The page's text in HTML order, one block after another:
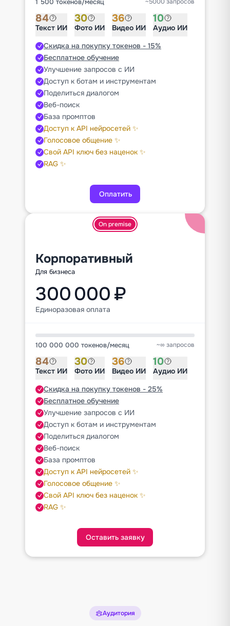
84
Текст ИИ
30
Фото ИИ
36
Видео ИИ
10
Аудио ИИ
Скидка на покупку токенов - 15%
Бесплатное обучение
Улучшение запросов с ИИ
Доступ к ботам и инструментам
Поделиться диалогом
Веб-поиск
База промптов
Доступ к API нейросетей ✨
Голосовое общение ✨
Свой API ключ без наценок ✨
RAG ✨
Оплатить
On premise
Корпоративный
Для бизнеса
300 000 ₽
Единоразовая оплата
100 000 000 токенов/месяц ~∞ запросов
84
Текст ИИ
30
Фото ИИ
36
Видео ИИ
10
Аудио ИИ
Скидка на покупку токенов - 25%
Бесплатное обучение
Улучшение запросов с ИИ
Доступ к ботам и инструментам
Поделиться диалогом
Веб-поиск
База промптов
Доступ к API нейросетей ✨
Голосовое общение ✨
Свой API ключ без наценок ✨
RAG ✨
Оставить заявку
Аудитория